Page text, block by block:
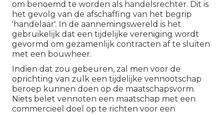
om benoemd te worden als handelsrechter. Dit is
het gevolg van de afschaffing van het begrip
'handelaar'. In de aannemingswereld is het
gebruikelijk dat een tijdelijke vereniging wordt
gevormd om gezamenlijk contracten af te sluiten
met een bouwheer.
Indien dat zou gebeuren, zal men voor de
oprichting van zulk een tijdelijke vennootschap
beroep kunnen doen op de maatschapsvorm.
Niets belet vennoten een maatschap met een
commercieel doel op te richten voor een